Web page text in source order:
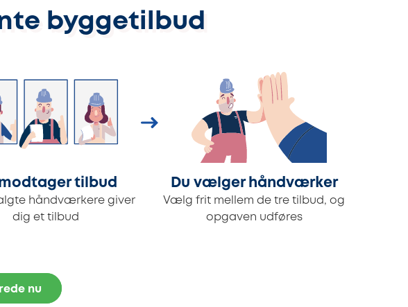
byggetilbud
modtager tilbud
håndværkere giver
dig et tilbud
Du vælger håndværker
Vælg frit mellem de tre tilbud, og
opgaven udføres
nu